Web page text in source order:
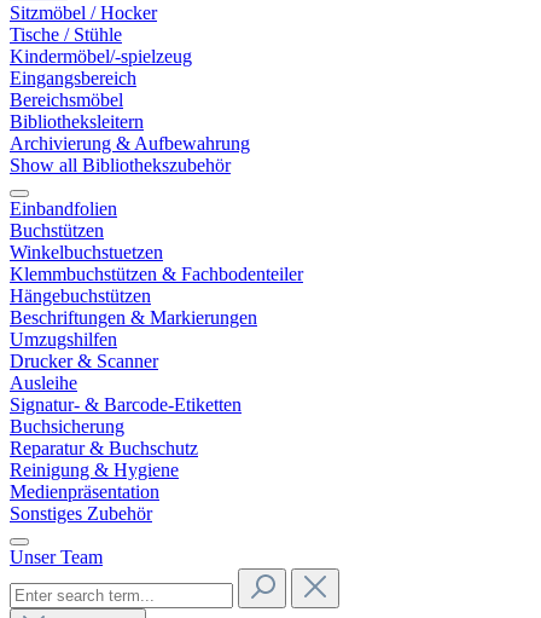
Sitzmöbel / Hocker
Tische / Stühle
Kindermöbel/-spielzeug
Eingangsbereich
Bereichsmöbel
Bibliotheksleitern
Archivierung & Aufbewahrung
Show all Bibliothekszubehör
Einbandfolien
Buchstützen
Winkelbuchstuetzen
Klemmbuchstützen & Fachbodenteiler
Hängebuchstützen
Beschriftungen & Markierungen
Umzugshilfen
Drucker & Scanner
Ausleihe
Signatur- & Barcode-Etiketten
Buchsicherung
Reparatur & Buchschutz
Reinigung & Hygiene
Medienpräsentation
Sonstiges Zubehör
Unser Team